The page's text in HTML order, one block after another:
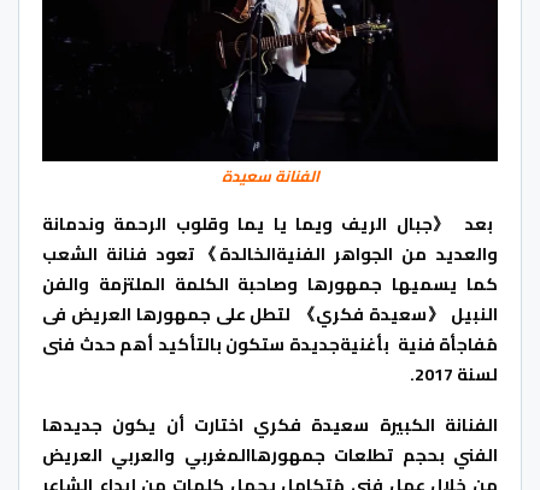
الفنانة سعيدة
بعد 《جبال الريف ويما يا يما وقلوب الرحمة وندمانة
والعديد من الجواهر الفنيةالخالدة》تعود فنانة الشعب
كما يسميها جمهورها وصاحبة الكلمة الملتزمة والفن
النبيل 《سعيدة فكري》 لتطلعلى جمهورها العريض فى
مُفاجأة فنية بأغنيةجديدة ستكون بالتأكيد أهمحدث فنى
لسنة 2017.
الفنانة الكبيرة سعيدة فكري اختارت أن يكون جديدها
الفني بحجم تطلعات جمهورهاالمغربي والعربي العريض